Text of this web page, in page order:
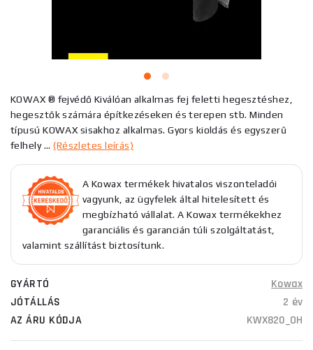
KOWAX ® fejvédő Kiválóan alkalmas fej feletti hegesztéshez,
hegesztők számára építkezéseken és terepen stb. Minden
típusú KOWAX sisakhoz alkalmas. Gyors kioldás és egyszerű
felhely ...(Részletes leírás)
A Kowax termékek hivatalos viszonteladói
vagyunk, az ügyfelek által hitelesített és
megbízható vállalat. A Kowax termékekhez
garanciális és garancián túli szolgáltatást,
valamint szállítást biztosítunk.
GYÁRTÓ
Kowax
JÓTÁLLÁS
2 év
AZ ÁRU KÓDJA
KWX820_OH